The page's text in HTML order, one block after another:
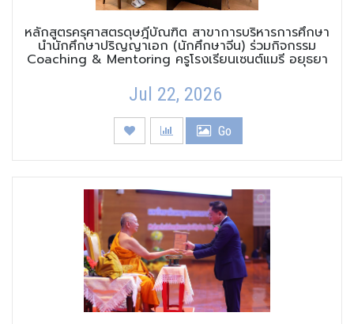
หลักสูตรครุศาสตรดุษฎีบัณฑิต สาขาการบริหารการศึกษา
นำนักศึกษาปริญญาเอก (นักศึกษาจีน) ร่วมกิจกรรม
Coaching & Mentoring ครูโรงเรียนเซนต์แมรี อยุธยา
Jul 22, 2026
Go